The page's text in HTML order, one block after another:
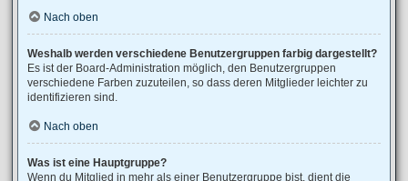
Nach oben
Weshalb werden verschiedene Benutzergruppen farbig dargestellt?
Es ist der Board-Administration möglich, den Benutzergruppen
verschiedene Farben zuzuteilen, so dass deren Mitglieder leichter zu
identifizieren sind.
Nach oben
Was ist eine Hauptgruppe?
Wenn du Mitglied in mehr als einer Benutzergruppe bist, dient die